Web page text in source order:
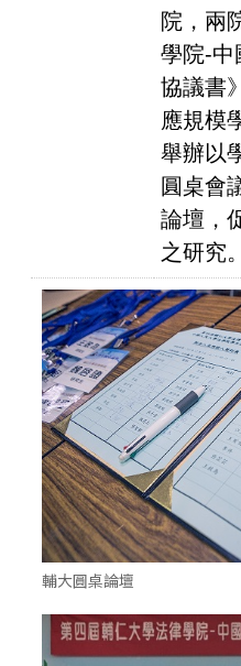
院，兩
學院-中
協議書
應規模
舉辦以
圓桌會
論壇，
之研究。
輔大圓桌論壇